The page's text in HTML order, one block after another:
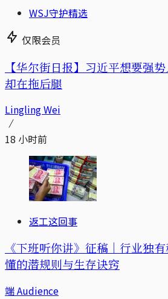
WSJ守护精选
仅限会员
【华尔街日报】习近平想要强
却在拖后腿
Lingling Wei
18 小时前
返工这回事
《下班听你讲》征稿｜行业独
懂的潜规则与生存诀窍
端 Audience